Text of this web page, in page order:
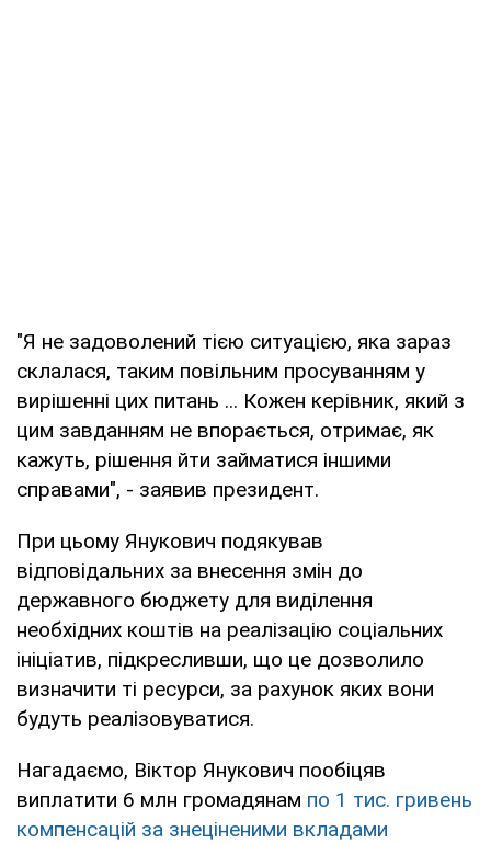
"Я не задоволений тією ситуацією, яка зараз
склалася, таким повільним просуванням у
вирішенні цих питань ... Кожен керівник, який з
цим завданням не впорається, отримає, як
кажуть, рішення йти займатися іншими
справами", - заявив президент.
При цьому Янукович подякував
відповідальних за внесення змін до
державного бюджету для виділення
необхідних коштів на реалізацію соціальних
ініціатив, підкресливши, що це дозволило
визначити ті ресурси, за рахунок яких вони
будуть реалізовуватися.
Нагадаємо, Віктор Янукович пообіцяв
виплатити 6 млн громадянам по 1 тис. гривень
компенсацій за знеціненими вкладами